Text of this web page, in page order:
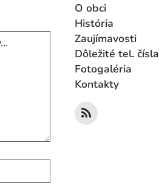
Text vašej správy...
O obci
História
Zaujímavosti
Dôležité tel. čísla
Fotogaléria
Kontakty